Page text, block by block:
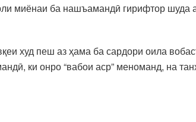
миёнаи ба нашъамандӣ гирифтор шуда
худ пеш аз ҳама ба сардори оила
ки онро “вабои аср” меноманд, на